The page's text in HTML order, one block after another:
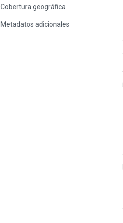
Cobertura geográfica
Metadatos adicionales